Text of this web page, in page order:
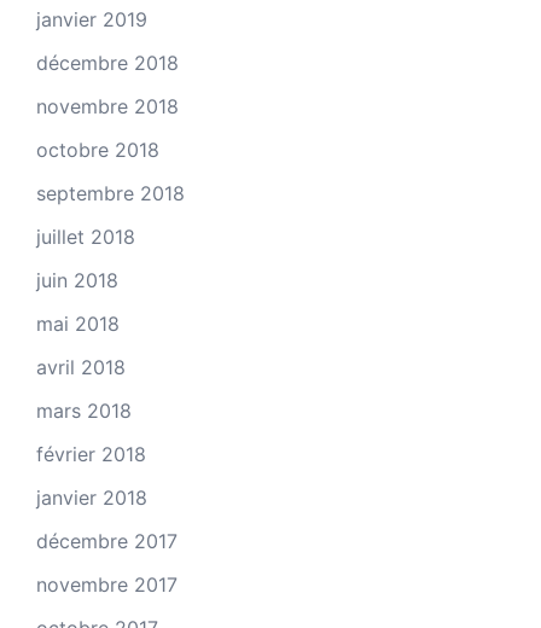
janvier 2019
décembre 2018
novembre 2018
octobre 2018
septembre 2018
juillet 2018
juin 2018
mai 2018
avril 2018
mars 2018
février 2018
janvier 2018
décembre 2017
novembre 2017